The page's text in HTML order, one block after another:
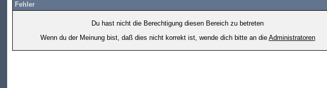
Fehler
Du hast nicht die Berechtigung diesen Bereich zu betreten
Wenn du der Meinung bist, daß dies nicht korrekt ist, wende dich bitte an die Administratoren